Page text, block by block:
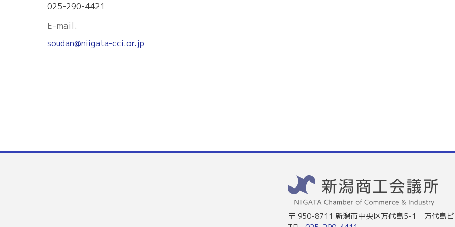
025-290-4421
E-mail.
soudan@niigata-cci.or.jp
〒 950-8711 新潟市中央区万代島5-1 万代島